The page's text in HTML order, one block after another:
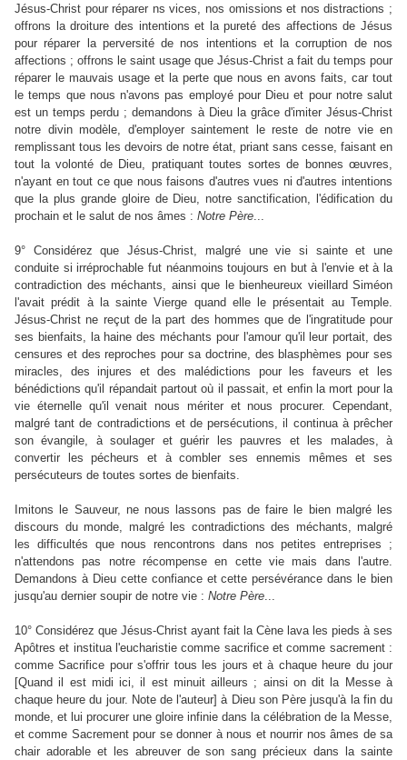
Jésus-Christ pour réparer ns vices, nos omissions et nos distractions ;
offrons la droiture des intentions et la pureté des affections de Jésus
pour réparer la perversité de nos intentions et la corruption de nos
affections ; offrons le saint usage que Jésus-Christ a fait du temps pour
réparer le mauvais usage et la perte que nous en avons faits, car tout
le temps que nous n'avons pas employé pour Dieu et pour notre salut
est un temps perdu ; demandons à Dieu la grâce d'imiter Jésus-Christ
notre divin modèle, d'employer saintement le reste de notre vie en
remplissant tous les devoirs de notre état, priant sans cesse, faisant en
tout la volonté de Dieu, pratiquant toutes sortes de bonnes œuvres,
n'ayant en tout ce que nous faisons d'autres vues ni d'autres intentions
que la plus grande gloire de Dieu, notre sanctification, l'édification du
prochain et le salut de nos âmes : Notre Père...
9° Considérez que Jésus-Christ, malgré une vie si sainte et une
conduite si irréprochable fut néanmoins toujours en but à l'envie et à la
contradiction des méchants, ainsi que le bienheureux vieillard Siméon
l'avait prédit à la sainte Vierge quand elle le présentait au Temple.
Jésus-Christ ne reçut de la part des hommes que de l'ingratitude pour
ses bienfaits, la haine des méchants pour l'amour qu'il leur portait, des
censures et des reproches pour sa doctrine, des blasphèmes pour ses
miracles, des injures et des malédictions pour les faveurs et les
bénédictions qu'il répandait partout où il passait, et enfin la mort pour la
vie éternelle qu'il venait nous mériter et nous procurer. Cependant,
malgré tant de contradictions et de persécutions, il continua à prêcher
son évangile, à soulager et guérir les pauvres et les malades, à
convertir les pécheurs et à combler ses ennemis mêmes et ses
persécuteurs de toutes sortes de bienfaits.
Imitons le Sauveur, ne nous lassons pas de faire le bien malgré les
discours du monde, malgré les contradictions des méchants, malgré
les difficultés que nous rencontrons dans nos petites entreprises ;
n'attendons pas notre récompense en cette vie mais dans l'autre.
Demandons à Dieu cette confiance et cette persévérance dans le bien
jusqu'au dernier soupir de notre vie : Notre Père...
10° Considérez que Jésus-Christ ayant fait la Cène lava les pieds à ses
Apôtres et institua l'eucharistie comme sacrifice et comme sacrement :
comme Sacrifice pour s'offrir tous les jours et à chaque heure du jour
[Quand il est midi ici, il est minuit ailleurs ; ainsi on dit la Messe à
chaque heure du jour. Note de l'auteur] à Dieu son Père jusqu'à la fin du
monde, et lui procurer une gloire infinie dans la célébration de la Messe,
et comme Sacrement pour se donner à nous et nourrir nos âmes de sa
chair adorable et les abreuver de son sang précieux dans la sainte